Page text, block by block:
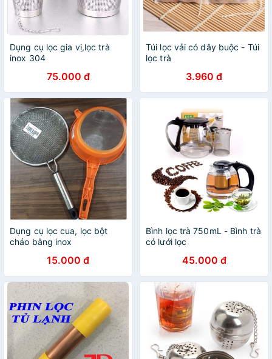
Dụng cụ lọc gia vị,lọc trà
inox 304
75.000 đ
Túi lọc vải có dây buộc - Túi
lọc trà
3.960 đ
Dụng cụ lọc cua, lọc bột
cháo bằng inox
15.000 đ
Bình lọc trà 750mL - Bình trà
có lưới lọc
45.000 đ